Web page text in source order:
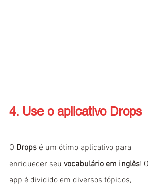
4. Use o aplicativo Drops
O Drops é um ótimo aplicativo para
enriquecer seu vocabulário em inglês! O
app é dividido em diversos tópicos,